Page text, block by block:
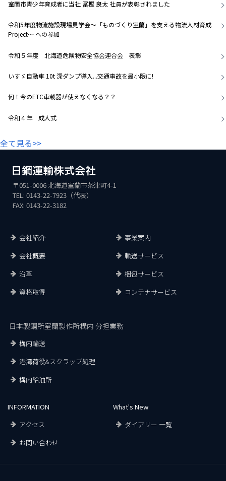
室蘭市青少年育成者に当社 冨樫 良太 社員が表彰されました
令和5年度物流施設現場見学会～「ものづくり室蘭」を支える物流人材育成
Project～ への参加
令和５年度 北海道危険物安全協会連合会 表彰
いすゞ自動車 10t 深ダンプ導入...交通事故を最小限に!
何！今のETC車載器が使えなくなる？？
令和４年 成人式
全て見る>>
〒051-0006 北海道室蘭市茶津町4-1
TEL: 0143-22-7923（代表）
FAX: 0143-22-3182
会社紹介
会社概要
沿革
資格取得
事業案内
輸送サービス
梱包サービス
コンテナサービス
日本製鋼所室蘭製作所構内 分担業務
構内輸送
港湾荷役&スクラップ処理
構内給油所
INFORMATION
アクセス
お問い合わせ
What's New
ダイアリー 一覧